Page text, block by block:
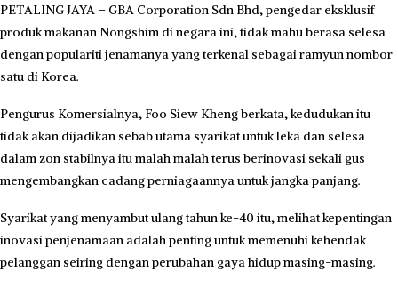
PETALING JAYA – GBA Corporation Sdn Bhd, pengedar eksklusif
produk makanan Nongshim di negara ini, tidak mahu berasa selesa
dengan populariti jenamanya yang terkenal sebagai ramyun nombor
satu di Korea.
Pengurus Komersialnya, Foo Siew Kheng berkata, kedudukan itu
tidak akan dijadikan sebab utama syarikat untuk leka dan selesa
dalam zon stabilnya itu malah malah terus berinovasi sekali gus
mengembangkan cadang perniagaannya untuk jangka panjang.
Syarikat yang menyambut ulang tahun ke-40 itu, melihat kepentingan
inovasi penjenamaan adalah penting untuk memenuhi kehendak
pelanggan seiring dengan perubahan gaya hidup masing-masing.